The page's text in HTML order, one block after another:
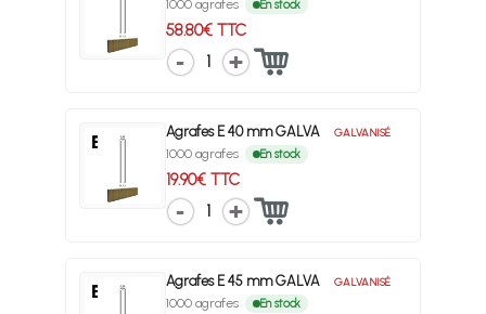
1000 agrafes En stock
58.80€ TTC
1
Agrafes E 40 mm GALVA GALVANISÉ
1000 agrafes En stock
19.90€ TTC
1
Agrafes E 45 mm GALVA GALVANISÉ
1000 agrafes En stock